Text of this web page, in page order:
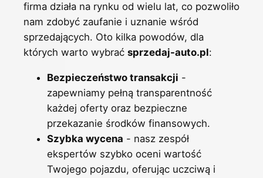
firma działa na rynku od wielu lat, co pozwoliło
nam zdobyć zaufanie i uznanie wśród
sprzedających. Oto kilka powodów, dla
których warto wybrać sprzedaj-auto.pl:
Bezpieczeństwo transakcji -
zapewniamy pełną transparentność
każdej oferty oraz bezpieczne
przekazanie środków finansowych.
Szybka wycena - nasz zespół
ekspertów szybko oceni wartość
Twojego pojazdu, oferując uczciwą i